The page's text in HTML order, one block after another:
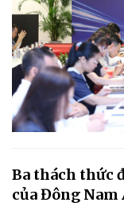
Ba thách thức
của Đông Nam